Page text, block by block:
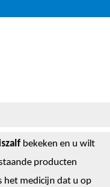
bekeken en u wilt
producten
het medicijn dat u op